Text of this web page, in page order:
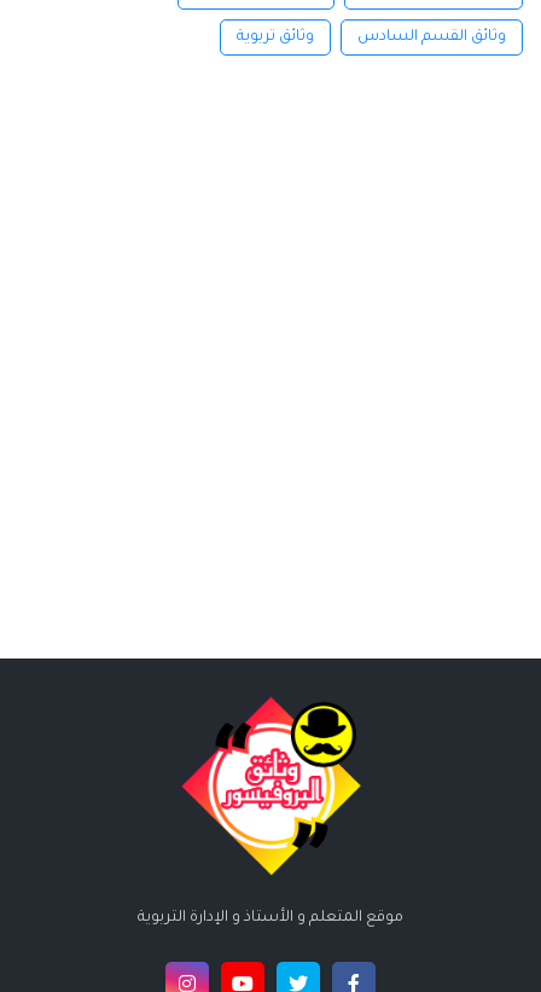
وثائق القسم السادس وثائق تربوية
موقع المتعلم و الأستاذ و الإدارة التربوية